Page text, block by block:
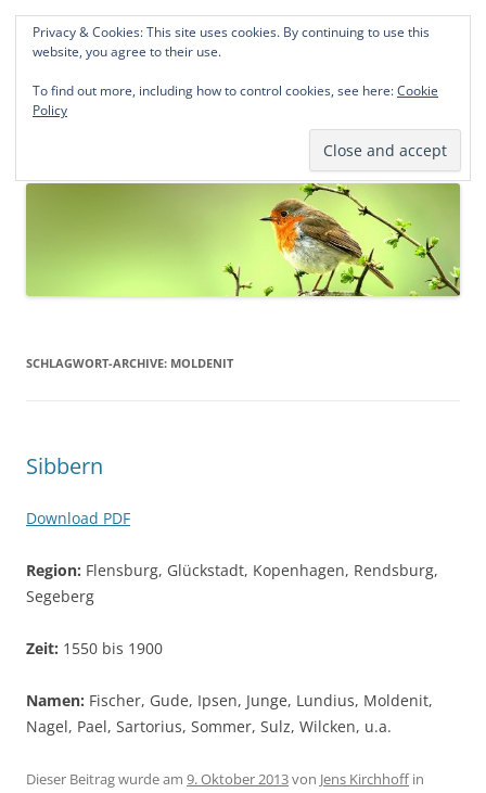
Norddeutsche Genealogien
Michael Kohlhaas und Jens Kirchhoff
springen
SCHLAGWORT-ARCHIVE: MOLDENIT
Sibbern
Download PDF
Region: Flensburg, Glückstadt, Kopenhagen, Rendsburg,
Segeberg
Zeit: 1550 bis 1900
Namen: Fischer, Gude, Ipsen, Junge, Lundius, Moldenit,
Nagel, Pael, Sartorius, Sommer, Sulz, Wilcken, u.a.
Dieser Beitrag wurde am 9. Oktober 2013von Jens Kirchhoffin
Privacy & Cookies: This site uses cookies. By continuing to use this
website, you agree to their use.
To find out more, including how to control cookies, see here:Cookie
Policy